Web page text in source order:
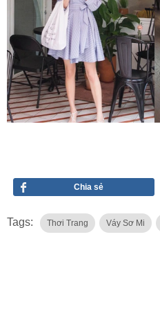
Chia sẻ
Tags: Thơi Trang Váy Sơ Mi